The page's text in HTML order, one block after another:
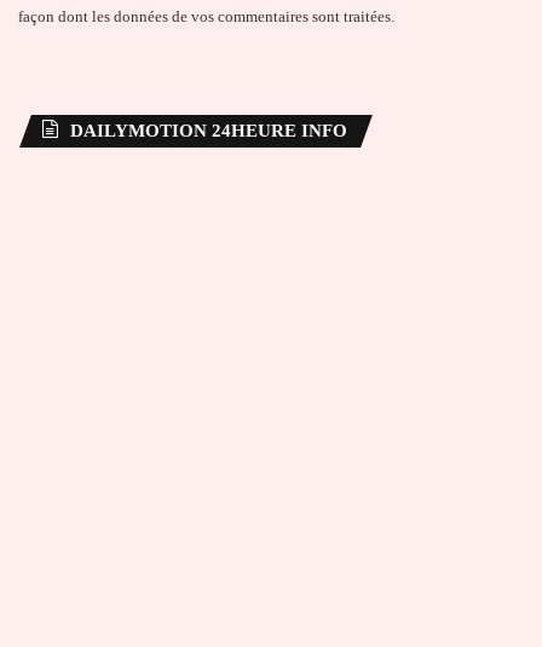
façon dont les données de vos commentaires sont traitées
DAILYMOTION 24HEURE INFO